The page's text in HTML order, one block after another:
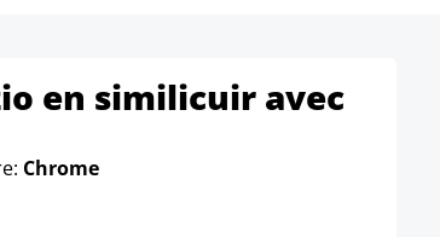
en similicuir avec
Chrome